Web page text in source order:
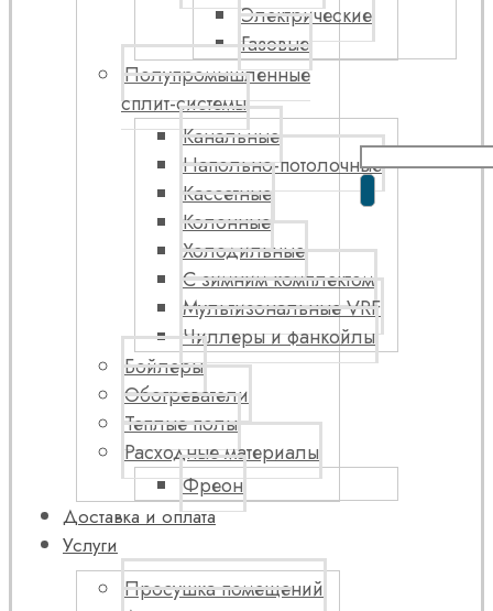
Электрические
Газовые
Полупромышленные
сплит-системы
Канальные
Напольно-потолочные
Кассетные
Колонные
Холодильные
С зимним комплектом
Мультизональные VRF
Чиллеры и фанкойлы
Бойлеры
Обогреватели
Теплые полы
Расходные материалы
Фреон
Доставка и оплата
Услуги
Просушка помещений